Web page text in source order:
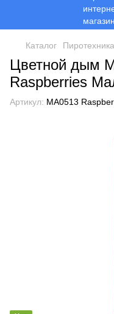
Каталог
Цветной дым
Raspberries
Артикул: MA0513